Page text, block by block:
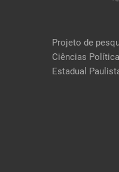
Projeto de
Ciências
Estadual